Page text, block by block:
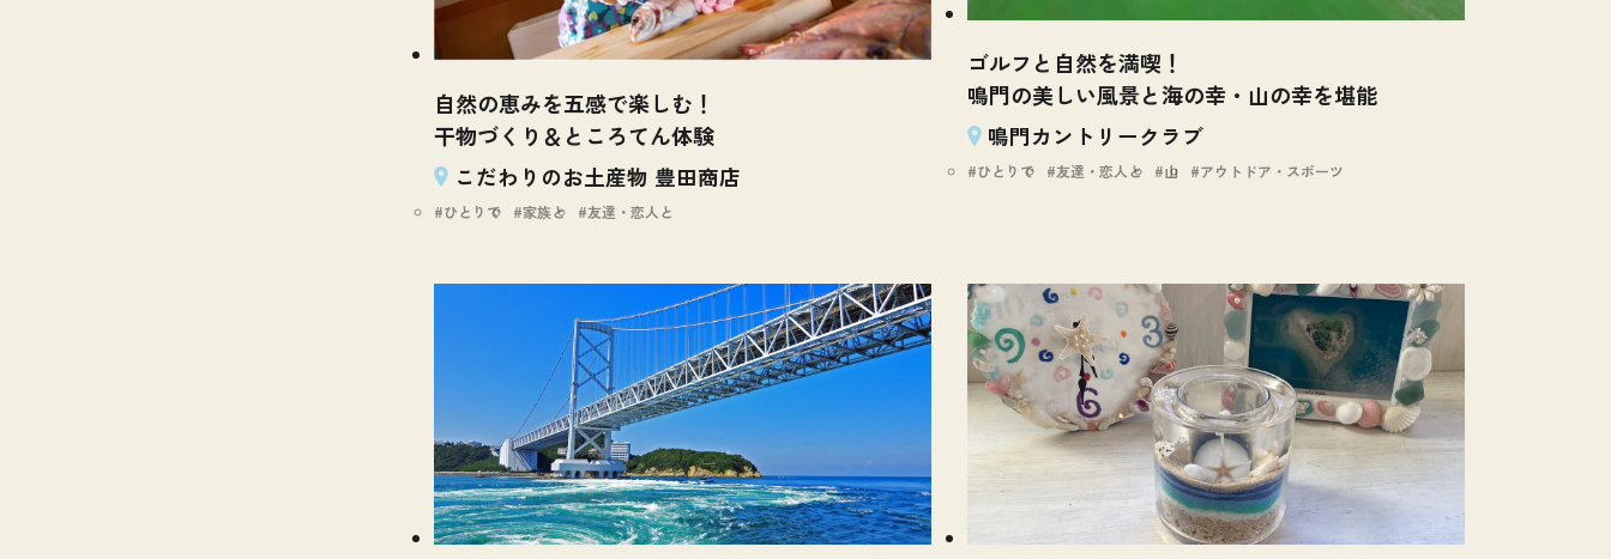
自然の恵みを五感で楽しむ！
干物づくり＆ところてん体験
こだわりのお土産物 豊田商店
ひとりで 家族と 友達・恋人と
ゴルフと自然を満喫！
鳴門の美しい風景と海の幸・山の幸を堪能
鳴門カントリークラブ
ひとりで 友達・恋人と 山 アウトドア・スポーツ